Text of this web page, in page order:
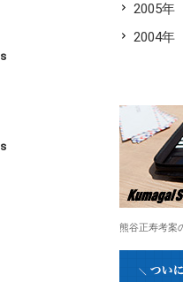
2005年
2004年
熊谷正寿考案